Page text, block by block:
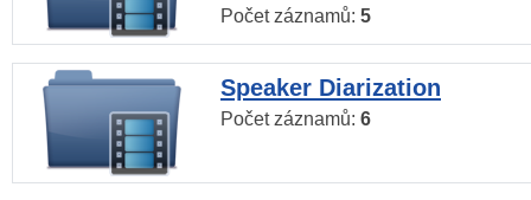
Počet záznamů: 5
Speaker Diarization
Počet záznamů: 6